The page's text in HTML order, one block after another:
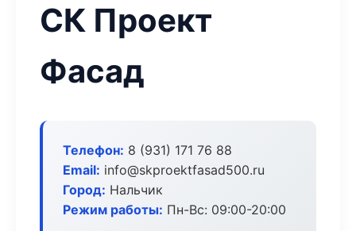
СК Проект
Фасад
Телефон: 8 (931) 171 76 88
Email: info@skproektfasad500.ru
Город: Нальчик
Режим работы: Пн-Вс: 09:00-20:00